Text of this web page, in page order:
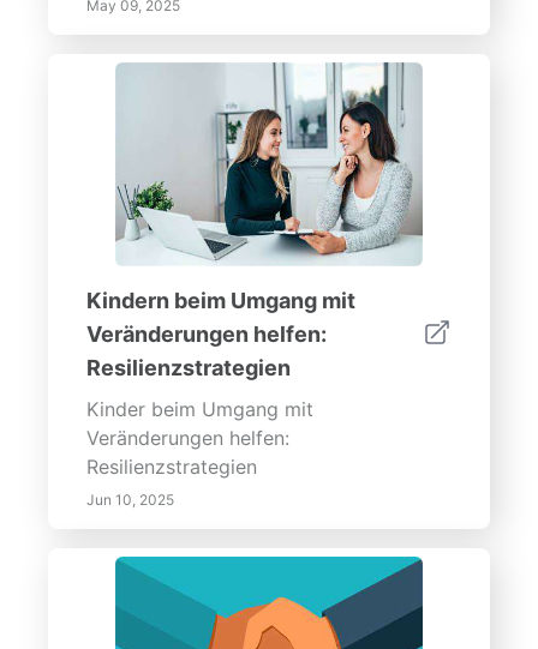
May 09, 2025
Kindern beim Umgang mit
Veränderungen helfen:
Resilienzstrategien
Kinder beim Umgang mit
Veränderungen helfen:
Resilienzstrategien
Jun 10, 2025